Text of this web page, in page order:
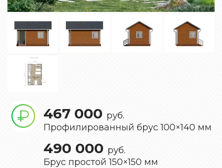
467 000 руб.
Профилированный брус 100×140 мм
490 000 руб.
Брус простой 150×150 мм